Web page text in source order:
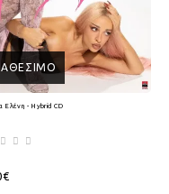
Ελένη - Hybrid CD